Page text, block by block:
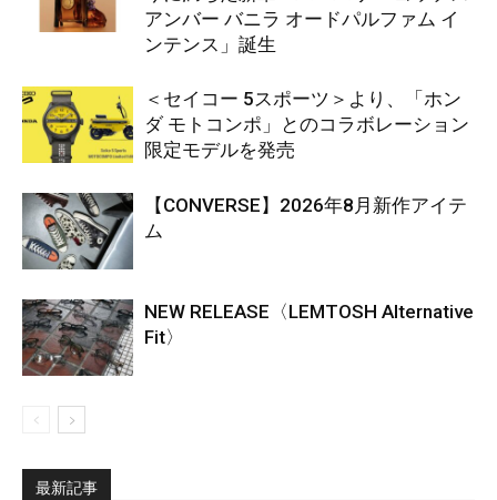
アンバー バニラ オードパルファム イ
ンテンス」誕生
＜セイコー 5スポーツ＞より、「ホン
ダ モトコンポ」とのコラボレーション
限定モデルを発売
【CONVERSE】2026年8月新作アイテ
ム
NEW RELEASE〈LEMTOSH Alternative
Fit〉
最新記事